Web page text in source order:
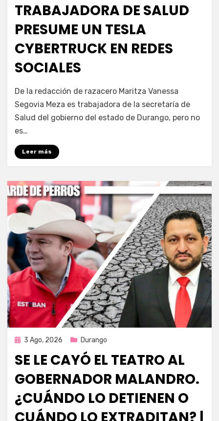
TRABAJADORA DE SALUD
PRESUME UN TESLA
CYBERTRUCK EN REDES
SOCIALES
por Fernando Miranda Servín
De la redacción de razacero Maritza Vanessa
Segovia Meza es trabajadora de la secretaría de
Salud del gobierno del estado de Durango, pero no
es…
Leer más
Publicada
3 Ago, 2026 Durango
SE LE CAYÓ EL TEATRO AL
GOBERNADOR MALANDRO.
¿CUÁNDO LO DETIENEN O